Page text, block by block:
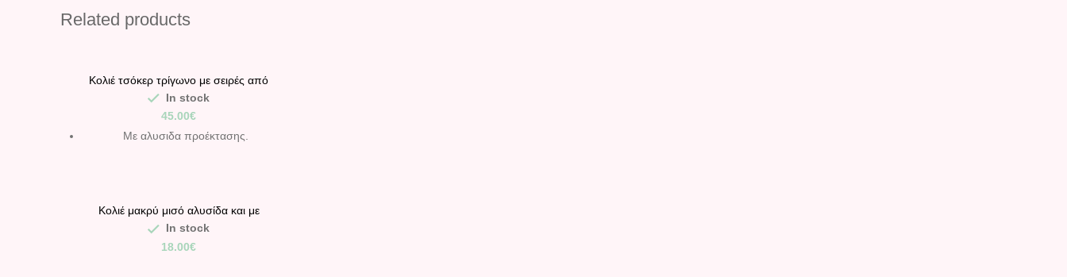
Related products
Κολιέ τσόκερ τρίγωνο με σειρές από
κρύσταλλα.
In stock
45.00€
Με αλυσιδα προέκτασης.
Κολιέ μακρύ μισό αλυσίδα και με
ημιπολύτιμες χάντρες όνυχας και ατσάλινα
In stock
18.00€